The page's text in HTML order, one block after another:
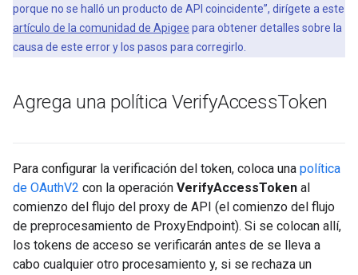
porque no se halló un producto de API coincidente”, dirígete a este
artículo de la comunidad de Apigee para obtener detalles sobre la
causa de este error y los pasos para corregirlo.
Agrega una política VerifyAccessToken
Para configurar la verificación del token, coloca una política
de OAuthV2 con la operación VerifyAccessToken al
comienzo del flujo del proxy de API (el comienzo del flujo
de preprocesamiento de ProxyEndpoint). Si se colocan allí,
los tokens de acceso se verificarán antes de se lleva a
cabo cualquier otro procesamiento y, si se rechaza un